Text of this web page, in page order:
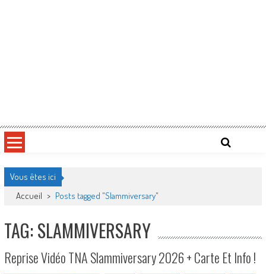
Vous êtes ici
Accueil > Posts tagged "Slammiversary"
TAG: SLAMMIVERSARY
Reprise Vidéo TNA Slammiversary 2026 + Carte Et Info !